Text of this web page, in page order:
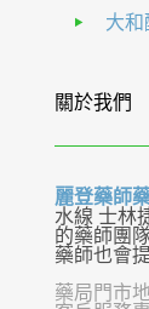
大和
關於我們
麗登藥師
水線 士林
的藥師團
藥師也會
藥局門市